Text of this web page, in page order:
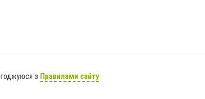
з Правилами сайту